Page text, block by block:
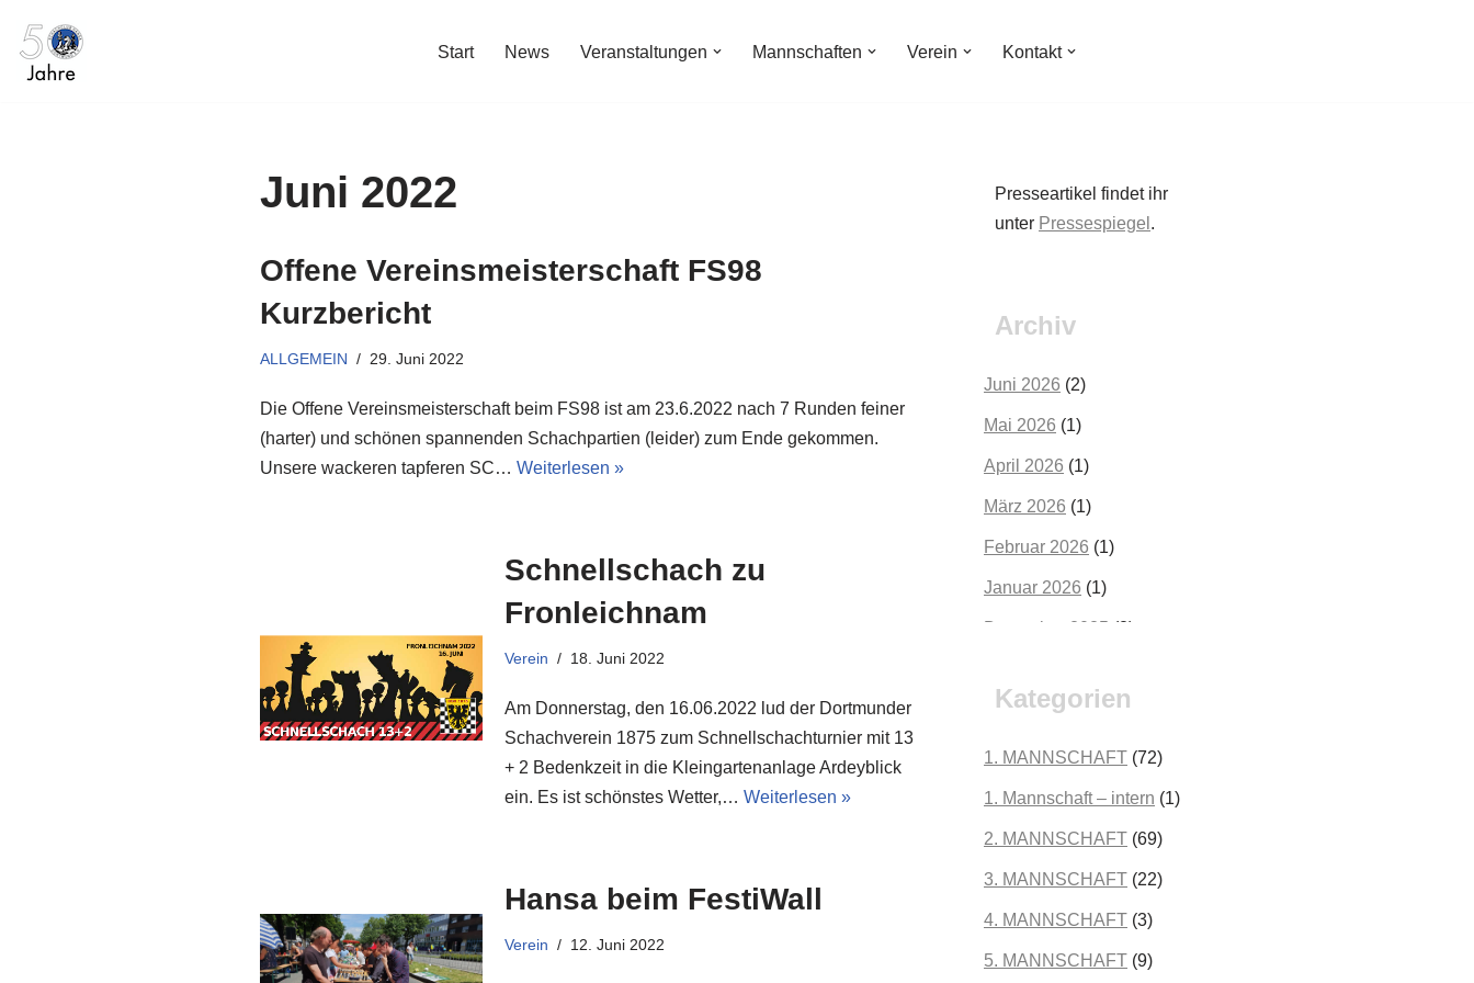
Zum
Start News Veranstaltungen Mannschaften Verein Kontakt
Juni 2022
Offene Vereinsmeisterschaft FS98
Kurzbericht
ALLGEMEIN 29. Juni 2022
Die Offene Vereinsmeisterschaft beim FS98 ist am 23.6.2022 nach 7 Runden feiner
(harter) und schönen spannenden Schachpartien (leider) zum Ende gekommen.
Unsere wackeren tapferen SC… Weiterlesen »
Schnellschach zu
Fronleichnam
Verein 18. Juni 2022
Am Donnerstag, den 16.06.2022 lud der Dortmunder
Schachverein 1875 zum Schnellschachturnier mit 13
+ 2 Bedenkzeit in die Kleingartenanlage Ardeyblick
ein. Es ist schönstes Wetter,… Weiterlesen »
Hansa beim FestiWall
Verein 12. Juni 2022
Presseartikel findet ihr
unter Pressespiegel .
Archiv
Juni 2026 (2)
Mai 2026 (1)
April 2026 (1)
März 2026 (1)
Februar 2026 (1)
Januar 2026 (1)
Dezember 2025 (2)
September 2025(3)
August 2025(2)
Juli 2025(3)
Juni 2025(1)
Mai 2025(1)
April 2025(3)
März 2025(3)
Kategorien
1. MANNSCHAFT (72)
1. Mannschaft – intern (1)
2. MANNSCHAFT (69)
3. MANNSCHAFT (22)
4. MANNSCHAFT (3)
5. MANNSCHAFT (9)